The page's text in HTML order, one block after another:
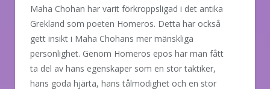
Maha Chohan har varit förkroppsligad i det antika
Grekland som poeten Homeros. Detta har också
gett insikt i Maha Chohans mer mänskliga
personlighet. Genom Homeros epos har man fått
ta del av hans egenskaper som en stor taktiker,
hans goda hjärta, hans tålmodighet och en stor